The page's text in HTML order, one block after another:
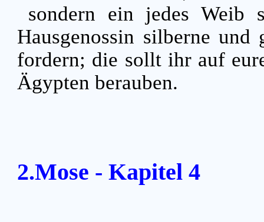
sondern ein jedes Weib
Hausgenossin silberne
fordern; die sollt ihr auf
Ägypten berauben.
2.Mose - Kapitel 4